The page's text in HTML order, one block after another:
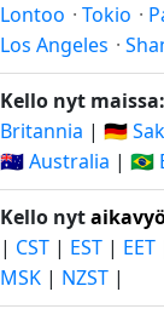
Lontoo · Tokio ·
Los Angeles ·
Kello nyt maissa:
Britannia | 🇩🇪
🇦🇺 Australia | 🇧🇷
Kello nyt
| CST | EST | EET
MSK | NZST |